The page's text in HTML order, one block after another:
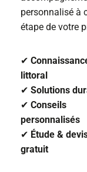
personnalisé à
étape de votre
✔
littoral
✔ Solutions
✔ Conseils
personnalisés
✔ Étude &
gratuit